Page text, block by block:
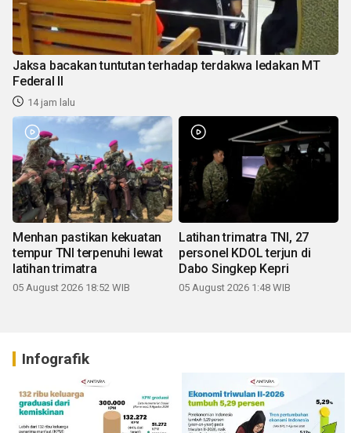
Jaksa bacakan tuntutan terhadap terdakwa ledakan MT
Federal II
14 jam lalu
Menhan pastikan kekuatan
tempur TNI terpenuhi lewat
latihan trimatra
05 August 2026 18:52 WIB
Latihan trimatra TNI, 27
personel KDOL terjun di
Dabo Singkep Kepri
05 August 2026 1:48 WIB
Infografik